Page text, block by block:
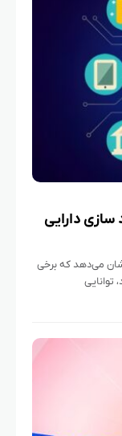
سازی دارایی
می‌دهد که برخی
این موضوع